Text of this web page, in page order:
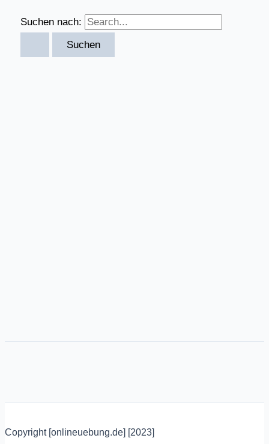
Suchen nach:
Copyright [onlineuebung.de] [2023]